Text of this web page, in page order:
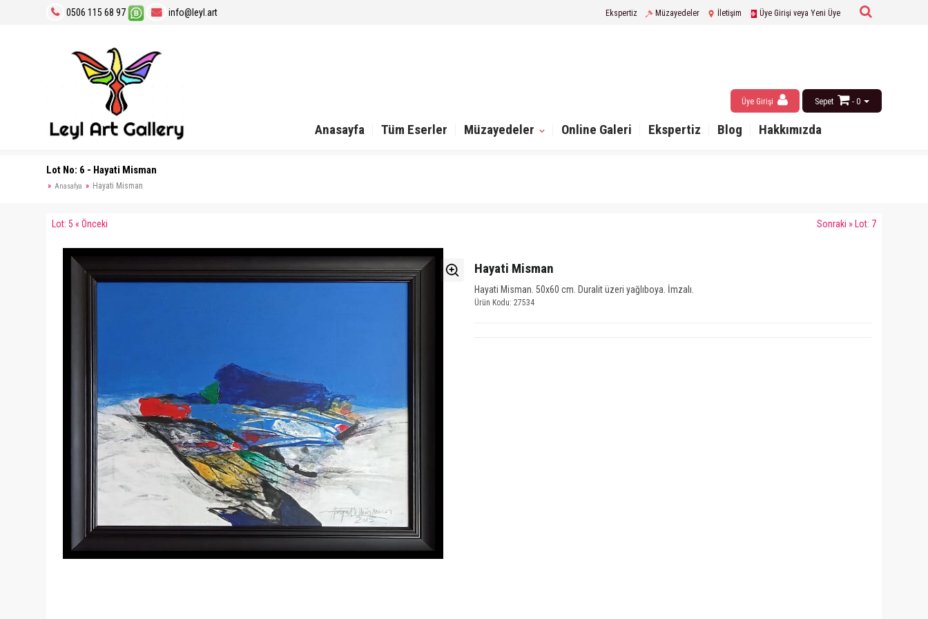
0506 115 68 97 info@leyl.art Ekspertiz Müzayedeler İletişim Üye Girişi veya Yeni Üye
Sepet - 0
Üye Girişi
Anasayfa Tüm Eserler Müzayedeler Online Galeri Ekspertiz Blog Hakkımızda
Lot No: 6 - Hayati Misman
Anasafya Hayati Misman
Lot: 5 « Önceki Sonraki » Lot: 7
Hayati Misman
Hayati Misman. 50x60 cm. Duralit üzeri yağlıboya. İmzalı.
Ürün Kodu: 27534